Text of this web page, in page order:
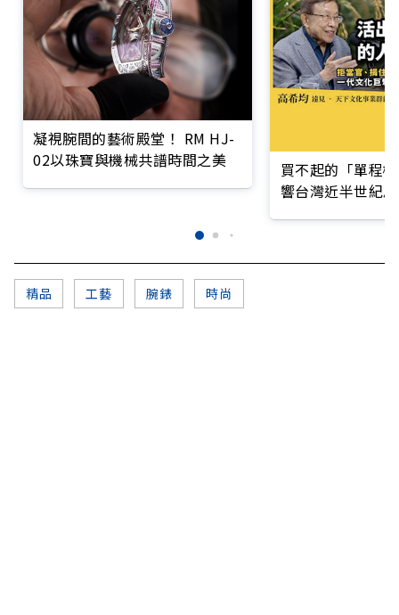
凝視腕間的藝術殿堂！ RM HJ-
02以珠寶與機械共譜時間之美
買不起的「單程
響台灣近半世紀
精品 工藝 腕錶 時尚